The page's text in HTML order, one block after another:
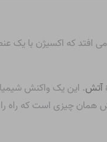
می افتد که اکسیژن با
آتش. این یک واکنش
همان چیزی است که راه